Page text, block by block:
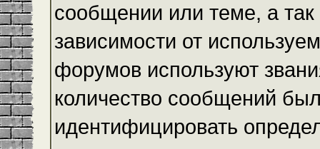
сообщении или теме, а
зависимости от
форумов используют
количество сообщений
идентифицировать